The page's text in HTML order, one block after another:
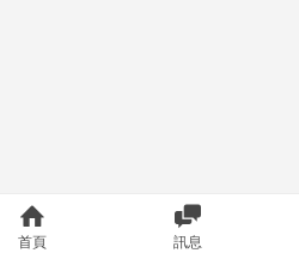
首頁 訊息